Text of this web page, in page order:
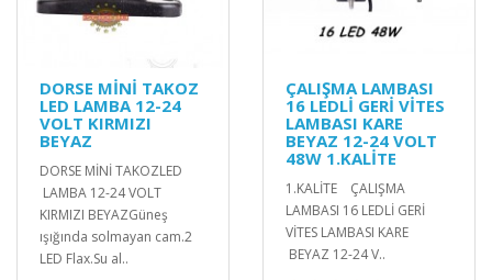
DORSE MİNİ TAKOZ
LED LAMBA 12-24
VOLT KIRMIZI
BEYAZ
DORSE MİNİ TAKOZLED
LAMBA 12-24 VOLT
KIRMIZI BEYAZGüneş
ışığında solmayan cam.2
LED Flax.Su al..
ÇALIŞMA LAMBASI
16 LEDLİ GERİ VİTES
LAMBASI KARE
BEYAZ 12-24 VOLT
48W 1.KALİTE
1.KALİTE ÇALIŞMA
LAMBASI 16 LEDLİ GERİ
VİTES LAMBASI KARE
BEYAZ 12-24 V..